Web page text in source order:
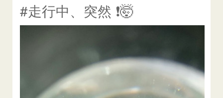
当店へのアクセス 建築ガラスキズ取り・研磨・磨き
欧州車モールの白サビやシミを落とす！
instagram記事 ガラスリペア施工価格
飛び石ひび割れでヒビ先が伸びた場合は？
#走行中、突然 ❗️🤯